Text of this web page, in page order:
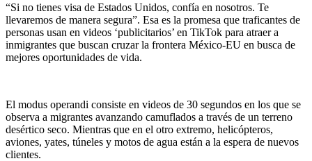
“Si no tienes visa de Estados Unidos, confía en nosotros. Te
llevaremos de manera segura”. Esa es la promesa que traficantes de
personas usan en videos ‘publicitarios’ en TikTok para atraer a
inmigrantes que buscan cruzar la frontera México-EU en busca de
mejores oportunidades de vida.
El modus operandi consiste en videos de 30 segundos en los que se
observa a migrantes avanzando camuflados a través de un terreno
desértico seco. Mientras que en el otro extremo, helicópteros,
aviones, yates, túneles y motos de agua están a la espera de nuevos
clientes.